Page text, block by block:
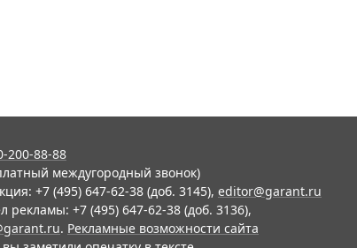
200-88-88
междугородный звонок)
+7 (495) 647-62-38 (доб. 3145), editor@garant.ru
рекламы: +7 (495) 647-62-38 (доб. 3136),
. Рекламные возможности сайта